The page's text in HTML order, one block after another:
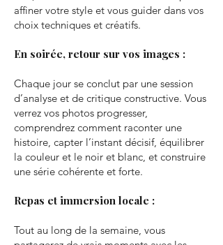
affiner votre style et vous guider dans vos
choix techniques et créatifs.
En soirée, retour sur vos images :
Chaque jour se conclut par une session
d’analyse et de critique constructive. Vous
verrez vos photos progresser,
comprendrez comment raconter une
histoire, capter l’instant décisif, équilibrer
la couleur et le noir et blanc, et construire
une série cohérente et forte.
Repas et immersion locale :
Tout au long de la semaine, vous